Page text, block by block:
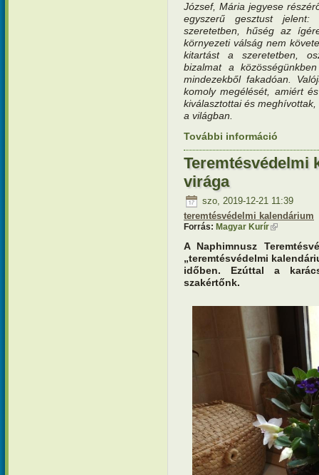
József, Mária jegyese
egyszerű gesztust jelent:
szeretetben, hűség az
környezeti válság nem
kitartást a szeretetben,
bizalmat a
mindezekből fakadóan.
komoly megélését, amiért
kiválasztottai és
a világban.
További információ
Teremtésvédelmi
virága
szo, 2019-12-21 11:39
teremtésvédelmi kalendárium
Forrás: Magyar Kurír(külső
A Naphimnusz
„teremtésvédelmi
időben. Ezúttal a
szakértőnk.